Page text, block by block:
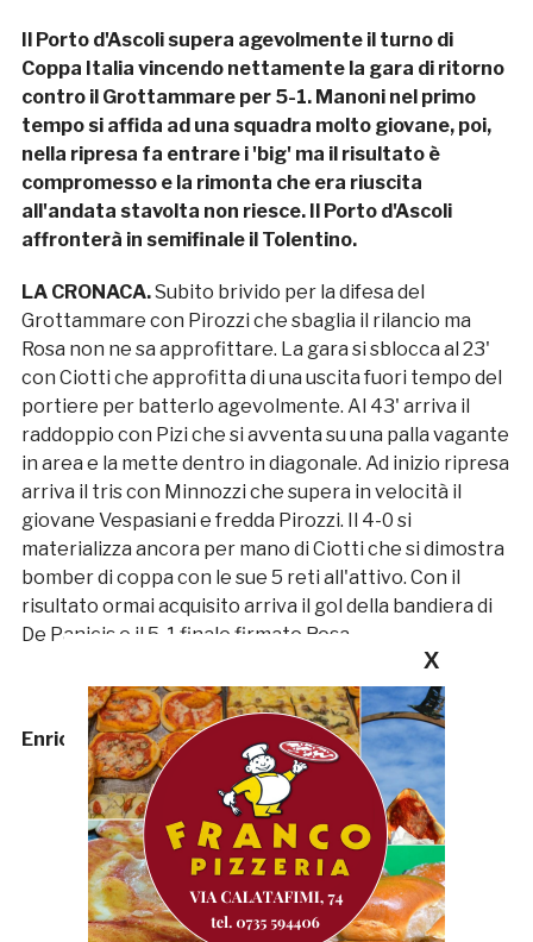
Il Porto d'Ascoli supera agevolmente il turno di
Coppa Italia vincendo nettamente la gara di ritorno
contro il Grottammare per 5-1. Manoni nel primo
tempo si affida ad una squadra molto giovane, poi,
nella ripresa fa entrare i 'big' ma il risultato è
compromesso e la rimonta che era riuscita
all'andata stavolta non riesce. Il Porto d'Ascoli
affronterà in semifinale il Tolentino.
LA CRONACA.Subito brivido per la difesa del
Grottammare con Pirozzi che sbaglia il rilancio ma
Rosa non ne sa approfittare. La gara si sblocca al 23'
con Ciotti che approfitta di una uscita fuori tempo del
portiere per batterlo agevolmente. Al 43' arriva il
raddoppio con Pizi che si avventa su una palla vagante
in area e la mette dentro in diagonale. Ad inizio ripresa
arriva il tris con Minnozzi che supera in velocità il
giovane Vespasiani e fredda Pirozzi. Il 4-0 si
materializza ancora per mano di Ciotti che si dimostra
bomber di coppa con le sue 5 reti all'attivo. Con il
risultato ormai acquisito arriva il gol della bandiera di
De Panicis e il 5-1 finale firmato Rosa.
Enrico Tassotti
X